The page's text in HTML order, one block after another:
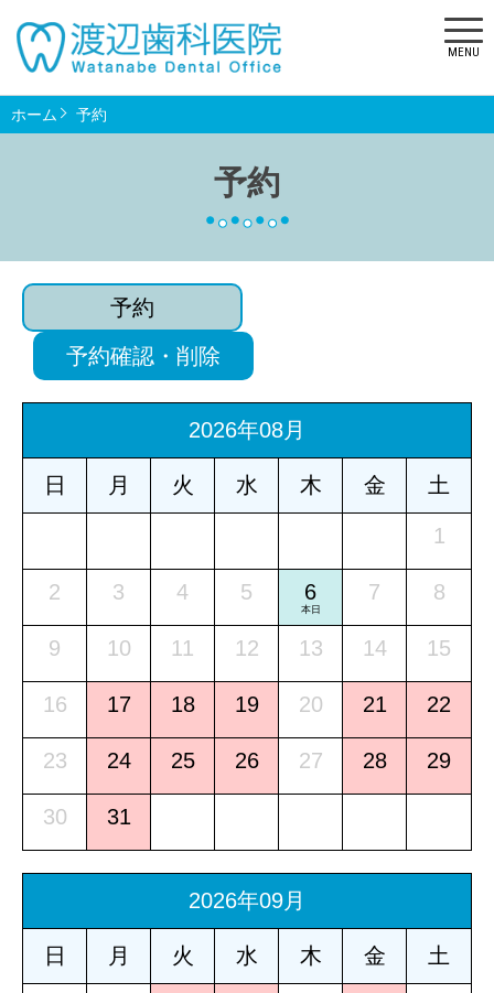
MENU
予約
ホーム 予約
予約
予約確認・削除
2026年08月
日 月 火 水 木 金 土
1
2 3 4 5 6
本日
7 8
9 10 11 12 13 14 15
16 17 18 19 20 21 22
23 24 25 26 27 28 29
30 31
2026年09月
日 月 火 水 木 金 土